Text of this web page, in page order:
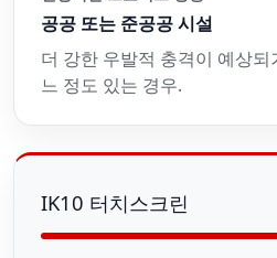
공공 또는 준공공 시설
더 강한 우발적 충격이 예상
느 정도 있는 경우.
IK10 터치스크린